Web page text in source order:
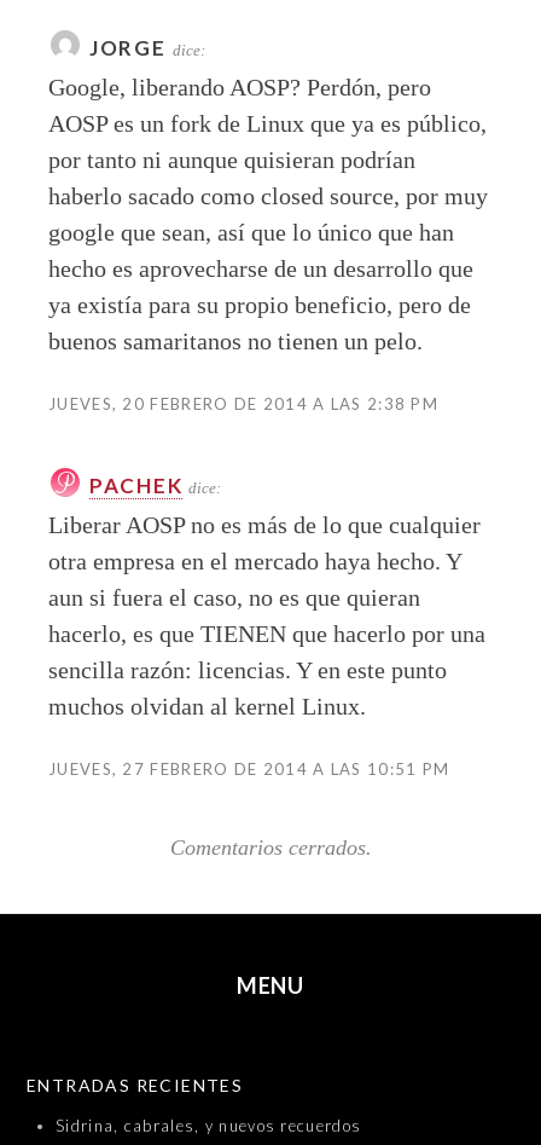
JORGE dice:
Google, liberando AOSP? Perdón, pero
AOSP es un fork de Linux que ya es público,
por tanto ni aunque quisieran podrían
haberlo sacado como closed source, por muy
google que sean, así que lo único que han
hecho es aprovecharse de un desarrollo que
ya existía para su propio beneficio, pero de
buenos samaritanos no tienen un pelo.
JUEVES, 20 FEBRERO DE 2014 A LAS 2:38 PM
PACHEK dice:
Liberar AOSP no es más de lo que cualquier
otra empresa en el mercado haya hecho. Y
aun si fuera el caso, no es que quieran
hacerlo, es que TIENEN que hacerlo por una
sencilla razón: licencias. Y en este punto
muchos olvidan al kernel Linux.
JUEVES, 27 FEBRERO DE 2014 A LAS 10:51 PM
Comentarios cerrados.
MENU
ENTRADAS RECIENTES
Sidrina, cabrales, y nuevos recuerdos